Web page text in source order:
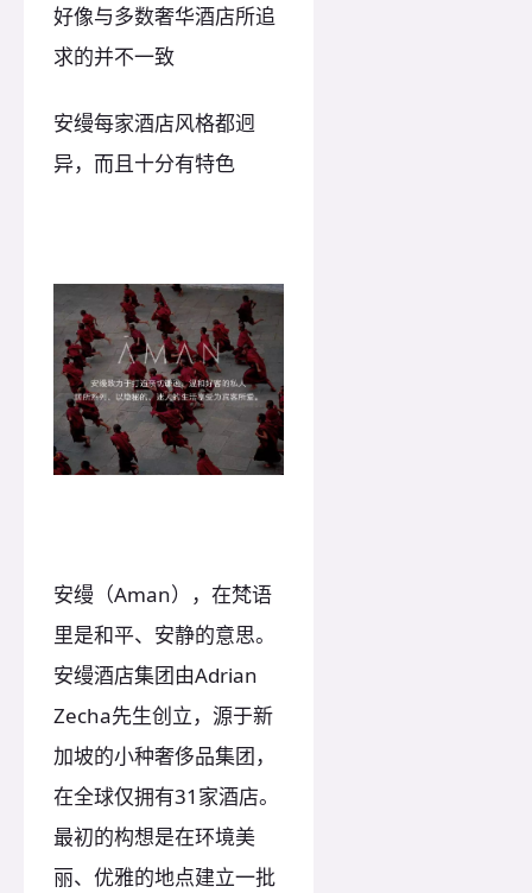
好像与多数奢华酒店所追
求的并不一致
安缦每家酒店风格都迥
异，而且十分有特色
安缦（Aman），在梵语
里是和平、安静的意思。
安缦酒店集团由Adrian
Zecha先生创立，源于新
加坡的小种奢侈品集团，
在全球仅拥有31家酒店。
最初的构想是在环境美
丽、优雅的地点建立一批